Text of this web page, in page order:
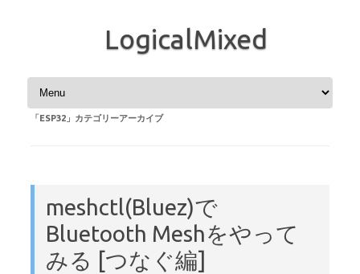
LogicalMixed
コンテンツへスキップ
「ESP32 」カテゴリーアーカイブ
meshctl(Bluez)で
Bluetooth Meshをやって
みる [つなぐ編]